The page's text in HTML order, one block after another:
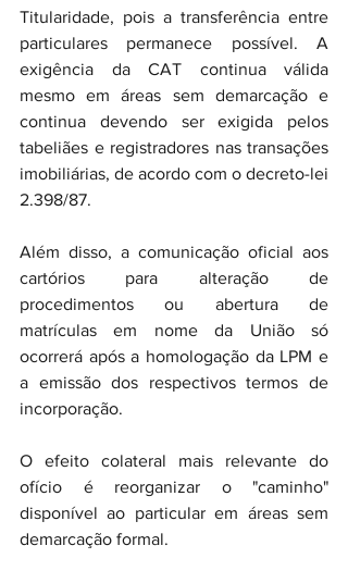
Titularidade, pois a transferência entre
particulares permanece possível. A
exigência da CAT continua válida
mesmo em áreas sem demarcação e
continua devendo ser exigida pelos
tabeliães e registradores nas transações
imobiliárias, de acordo com o decreto-lei
2.398/87.
Além disso, a comunicação oficial aos
cartórios para alteração de
procedimentos ou abertura de
matrículas em nome da União só
ocorrerá após a homologação da LPM e
a emissão dos respectivos termos de
incorporação.
O efeito colateral mais relevante do
ofício é reorganizar o "caminho"
disponível ao particular em áreas sem
demarcação formal.